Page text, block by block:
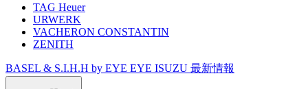
TAG Heuer
URWERK
VACHERON CONSTANTIN
ZENITH
BASEL & S.I.H.H by EYE EYE ISUZU 最新情報